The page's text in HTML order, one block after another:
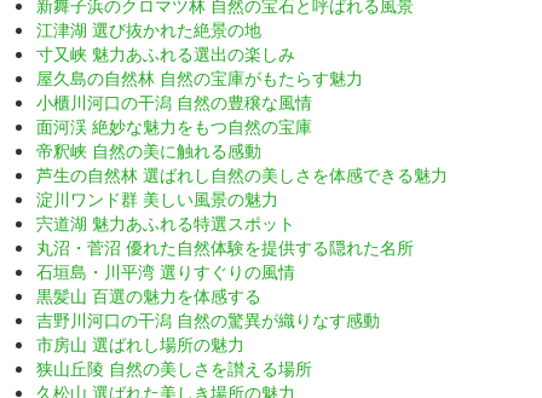
新舞子浜のクロマツ林 自然の宝石と呼ばれる風景
江津湖 選び抜かれた絶景の地
寸又峡 魅力あふれる選出の楽しみ
屋久島の自然林 自然の宝庫がもたらす魅力
小櫃川河口の干潟 自然の豊穣な風情
面河渓 絶妙な魅力をもつ自然の宝庫
帝釈峡 自然の美に触れる感動
芦生の自然林 選ばれし自然の美しさを体感できる魅力
淀川ワンド群 美しい風景の魅力
宍道湖 魅力あふれる特選スポット
丸沼・菅沼 優れた自然体験を提供する隠れた名所
石垣島・川平湾 選りすぐりの風情
黒髪山 百選の魅力を体感する
吉野川河口の干潟 自然の驚異が織りなす感動
市房山 選ばれし場所の魅力
狭山丘陵 自然の美しさを讃える場所
久松山 選ばれた美しき場所の魅力